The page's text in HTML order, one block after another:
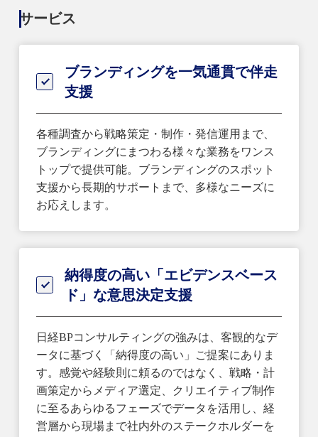
サービス
ブランディングを一気通貫で伴走
支援
各種調査から戦略策定・制作・発信運用まで、
ブランディングにまつわる様々な業務をワンス
トップで提供可能。ブランディングのスポット
支援から長期的サポートまで、多様なニーズに
お応えします。
納得度の高い「エビデンスベース
ド」な意思決定支援
日経BPコンサルティングの強みは、客観的なデ
ータに基づく「納得度の高い」ご提案にありま
す。感覚や経験則に頼るのではなく、戦略・計
画策定からメディア選定、クリエイティブ制作
に至るあらゆるフェーズでデータを活用し、経
営層から現場まで社内外のステークホルダーを